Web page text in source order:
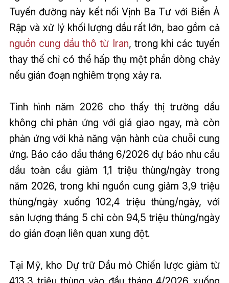
Tuyến đường này kết nối Vịnh Ba Tư với Biển Ả
Rập và xử lý khối lượng dầu rất lớn, bao gồm cả
nguồn cung dầu thô từ Iran, trong khi các tuyến
thay thế chỉ có thể hấp thụ một phần dòng chảy
nếu gián đoạn nghiêm trọng xảy ra.
Tình hình năm 2026 cho thấy thị trường dầu
không chỉ phản ứng với giá giao ngay, mà còn
phản ứng với khả năng vận hành của chuỗi cung
ứng. Báo cáo dầu tháng 6/2026 dự báo nhu cầu
dầu toàn cầu giảm 1,1 triệu thùng/ngày trong
năm 2026, trong khi nguồn cung giảm 3,9 triệu
thùng/ngày xuống 102,4 triệu thùng/ngày, với
sản lượng tháng 5 chỉ còn 94,5 triệu thùng/ngày
do gián đoạn liên quan xung đột.
Tại Mỹ, kho Dự trữ Dầu mỏ Chiến lược giảm từ